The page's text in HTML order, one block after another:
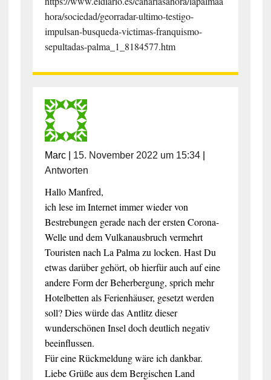
hora/sociedad/georradar-ultimo-testigo-
impulsan-busqueda-victimas-franquismo-
sepultadas-palma_1_8184577.htm
Marc| 15. November 2022 um 15:34|
Antworten
Hallo Manfred,
ich lese im Internet immer wieder von
Bestrebungen gerade nach der ersten Corona-
Welle und dem Vulkanausbruch vermehrt
Touristen nach La Palma zu locken. Hast Du
etwas darüber gehört, ob hierfür auch auf eine
andere Form der Beherbergung, sprich mehr
Hotelbetten als Ferienhäuser, gesetzt werden
soll? Dies würde das Antlitz dieser
wunderschönen Insel doch deutlich negativ
beeinflussen.
Für eine Rückmeldung wäre ich dankbar.
Liebe Grüße aus dem Bergischen Land